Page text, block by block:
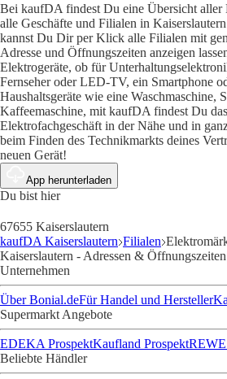
Bei kaufDA findest Du eine Übersicht aller
alle Geschäfte und Filialen in
kannst Du Dir per Klick alle Filialen mit
Adresse und Öffnungszeiten anzeigen
Elektrogeräte, ob für
Fernseher oder LED-TV, ein Smartphone
Haushaltsgeräte wie eine Waschmaschine,
Kaffeemaschine, mit kaufDA findest Du
Elektrofachgeschäft in der Nähe und in
beim Finden des Technikmarkts deines
neuen Gerät!
App herunterladen
Du bist hier
67655 Kaiserslautern
kaufDA Kaiserslautern Filialen
Kaiserslautern - Adressen & Öffnungszeiten
Unternehmen
Über Bonial.deFür Handel und Hersteller
Supermarkt Angebote
EDEKA ProspektKaufland Prospekt
Beliebte Händler